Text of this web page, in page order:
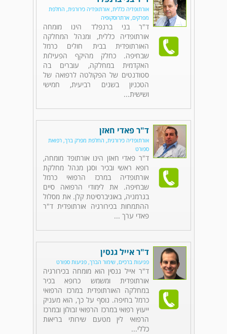
אורתופדיה כללית, אורתופדיה כירורגית, החלפת
מפרקים, ארתרוסקופיה
ד"ר בני ברנפלד הינו מומחה
אורתופדיה כללית, ומנהל המחלקה
האורתופדית בבית חולים כרמל
שבחיפה. כחלק מהיקף הפעילות
האקדמית במחלקה, עוברים בה
סטודנטים של הפקולטה לרפואה של
הטכניון בשנים רביעית, חמישי
ושישית...
ד"ר פאדי חאזן
אורתופדיה כירורגית, החלפת מפרק ברך, רפואת
ספורט
ד"ר פאדי חאזן הינו אורתופד מומחה,
רופא ראשי ובכיר וסגן מנהל מחלקת
אורתופדיה במרכז הרפואי כרמל
שבחיפה. את לימודי הרפואה סיים
בגרמניה, באוניברסיטת קלן. את מסלול
ההתמחות בכירורגיה אורתופדית ד"ר
פאדי ערך ...
ד"ר אייל גנסין
פגיעות ברכיים, שימור הברך, פגיעות ספורט
ד"ר אייל גנסין הוא מומחה בכירורגיה
אורתופדית ומשמש כרופא בכיר
במחלקה האורתופדית במרכז הרפואי
כרמל בחיפה. נוסף על כך, הוא מעניק
ייעוץ רפואי במרכז הרפואי זבולון ובמרכז
הרפואי לין מטעם שירותי בריאות
כללי...